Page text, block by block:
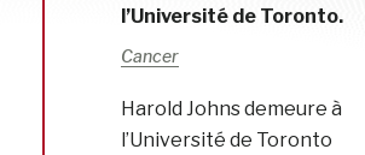
l’Université de Toronto.
Cancer
Harold Johns demeure à
l’Université de Toronto